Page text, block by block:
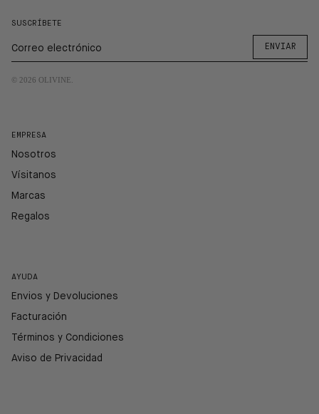
SUSCRÍBETE
ENVIAR
© 2026 OLIVINE
EMPRESA
Nosotros
Vísitanos
Marcas
Regalos
AYUDA
Envios y Devoluciones
Facturación
Términos y Condiciones
Aviso de Privacidad